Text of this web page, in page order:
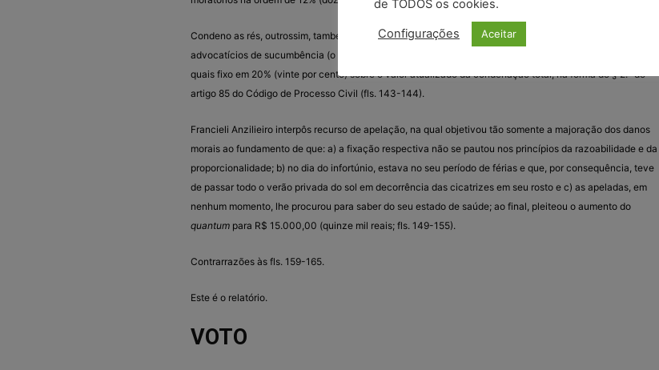
Condeno as rés, outrossim, também solidariamente, no pagamento das custas processuais e honorários
advocatícios de sucumbência (o presente feito foi ajuizado ainda na vigência do CPC revogado), os
quais fixo em 20% (vinte por cento) sobre o valor atualizado da condenação total, na forma do § 2.º do
artigo 85 do Código de Processo Civil (fls. 143-144).
Francieli Anzilieiro interpôs recurso de apelação, na qual objetivou tão somente a majoração dos danos
morais ao fundamento de que: a) a fixação respectiva não se pautou nos princípios da razoabilidade e da
proporcionalidade; b) no dia do infortúnio, estava no seu período de férias e que, por consequência, teve
de passar todo o verão privada do sol em decorrência das cicatrizes em seu rosto e c) as apeladas, em
nenhum momento, lhe procurou para saber do seu estado de saúde; ao final, pleiteou o aumento do
quantum para R$ 15.000,00 (quinze mil reais; fls. 149-155).
Contrarrazões às fls. 159-165.
Este é o relatório.
VOTO
de TODOS os cookies.
Configurações Aceitar